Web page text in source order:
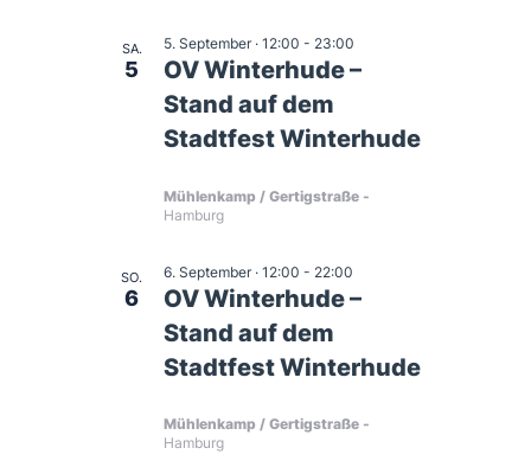
i
SA.
5
OV Winterhude –
Stand auf dem
Stadtfest Winterhude
5. September · 12:00 - 23:00
Mühlenkamp / Gertigstraße
Hamburg
SO.
6
OV Winterhude –
Stand auf dem
Stadtfest Winterhude
6. September · 12:00 - 22:00
Mühlenkamp / Gertigstraße
Hamburg